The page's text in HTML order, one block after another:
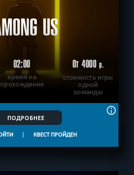
US
02:00
время на
прохождение
От 4000р.
стоимость игры
одной
команды
ПОДРОБНЕЕ
| КВЕСТ ПРОЙДЕН